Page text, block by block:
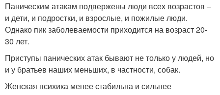
Паническим атакам подвержены люди всех возрастов –
и дети, и подростки, и взрослые, и пожилые люди.
Однако пик заболеваемости приходится на возраст 20-
30 лет.
Приступы панических атак бывают не только у людей, но
и у братьев наших меньших, в частности, собак.
Женская психика менее стабильна и сильнее